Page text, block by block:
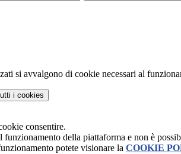
si avvalgono di cookie necessari al
i cookies
consentire.
della piattaforma e non è
potete visionare la COOKIE